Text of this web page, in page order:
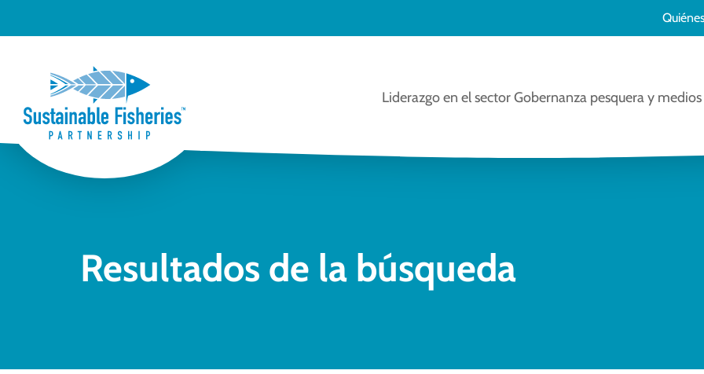
Liderazgo en el sector Gobernanza pesquera y
Resultados de la búsqueda